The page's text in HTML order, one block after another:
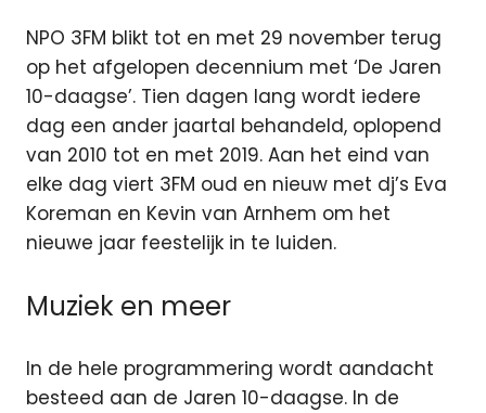
NPO 3FM blikt tot en met 29 november terug
op het afgelopen decennium met ‘De Jaren
10-daagse’. Tien dagen lang wordt iedere
dag een ander jaartal behandeld, oplopend
van 2010 tot en met 2019. Aan het eind van
elke dag viert 3FM oud en nieuw met dj’s Eva
Koreman en Kevin van Arnhem om het
nieuwe jaar feestelijk in te luiden.
Muziek en meer
In de hele programmering wordt aandacht
besteed aan de Jaren 10-daagse. In de